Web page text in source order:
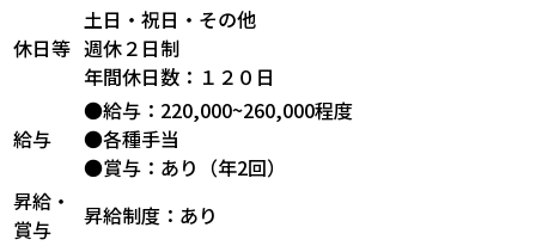
休日等
土日・祝日・その他
週休２日制
年間休日数：１２０日
給与
●給与：220,000~260,000程度
●各種手当
●賞与：あり（年2回）
昇給・
賞与
昇給制度：あり